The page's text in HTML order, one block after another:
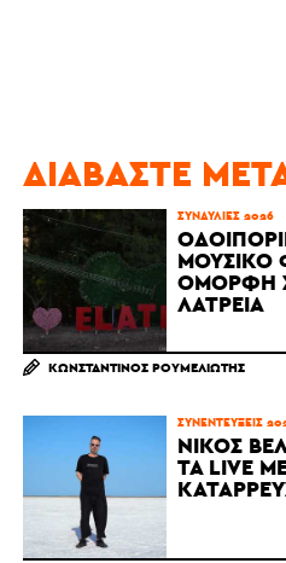
ΔΙΑΒΆΣΤΕ
ΣΥΝΑΥΛΊΕΣ 2026
ΜΟΥΣΙΚΌ
ΌΜΟΡΦΗ
ΛΑΤΡΕΊΑ
ΚΩΝΣΤΑΝΤΊΝΟΣ ΡΟΥΜΕΛΙΏΤΗΣ
ΣΥΝΕΝΤΕΎΞΕΙΣ
ΝΊΚΟΣ
ΤΑ LIVE